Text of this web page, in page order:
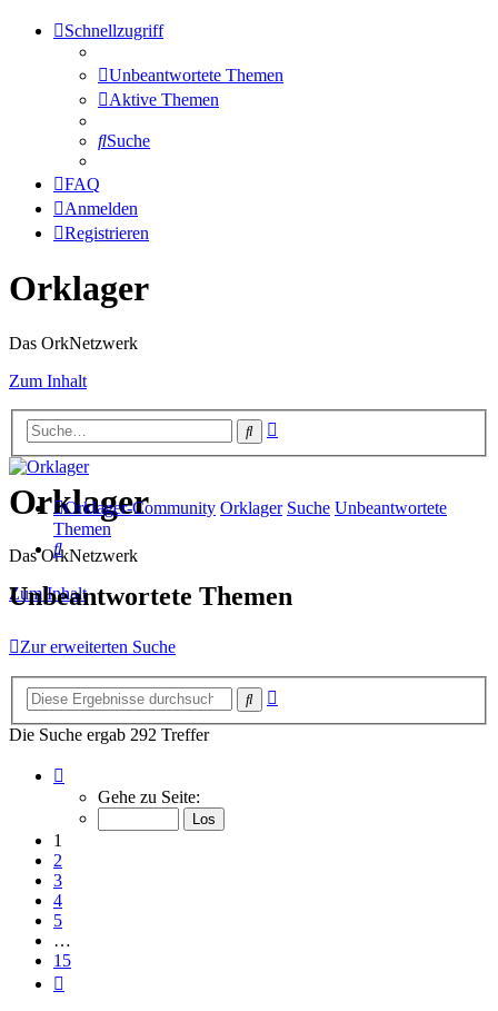
Schnellzugriff
Unbeantwortete Themen
Aktive Themen
Suche
FAQ
Anmelden
Registrieren
Orklager
Das OrkNetzwerk
Zum Inhalt
Suche
Orklager
Das OrkNetzwerk
Zum Inhalt
Orklager-Community Orklager Suche Unbeantwortete
Themen
Suche
Unbeantwortete Themen
Zur erweiterten Suche
Suche
Die Suche ergab 292 Treffer
von
Gehe zu Seite:
1
2
3
4
5
…
15